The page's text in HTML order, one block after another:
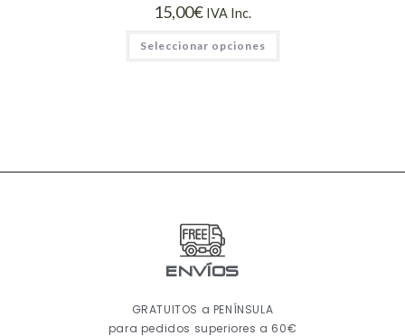
15,00€ IVA Inc.
Seleccionar opciones
ENVÍOS
GRATUITOS a PENÍNSULA
para pedidos superiores a 60€